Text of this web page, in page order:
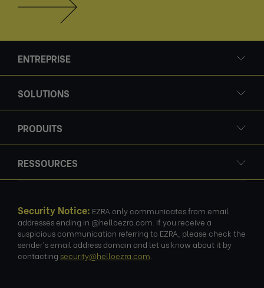
ENTREPRISE
SOLUTIONS
PRODUITS
RESSOURCES
Security Notice: EZRA only communicates from email
addresses ending in @helloezra.com. If you receive a
suspicious communication referring to EZRA, please check the
sender's email address domain and let us know about it by
contacting security@helloezra.com